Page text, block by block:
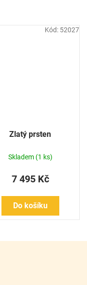
Zlatý prsten
Skladem (1 ks)
7 495 Kč
Do košíku
Kód: 52027